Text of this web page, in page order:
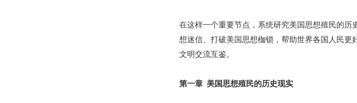
在这样一个重要节点，系统研究美国思想殖民的历
想迷信、打破美国思想枷锁，帮助世界各国人民更
文明交流互鉴。
第一章 美国思想殖民的历史现实